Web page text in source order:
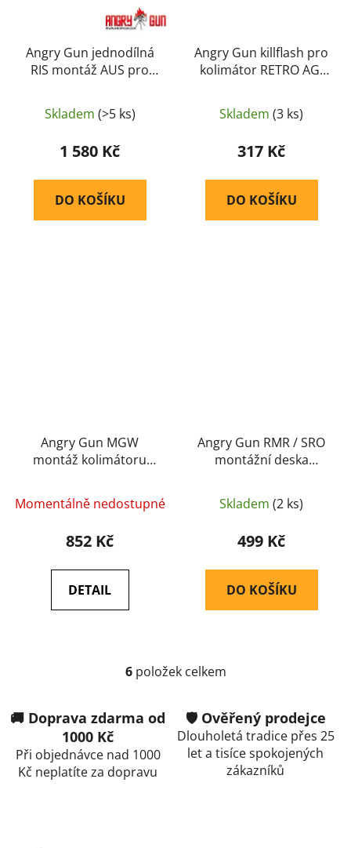
Angry Gun jednodílná
RIS montáž AUS pro
Písková
Skladem (>5 ks)
1 580 Kč
DO KOŠÍKU
Angry Gun killflash pro
kolimátor RETRO AG-
Skladem (3 ks)
317 Kč
DO KOŠÍKU
Angry Gun MGW
montáž kolimátoru
nosné ucho M4 / AR15
– Černá
Momentálně nedostupné
852 Kč
DETAIL
Angry Gun RMR / SRO
montážní deska
Marui G-Series 17
Gen5 MOS – Černá
Skladem (2 ks)
499 Kč
DO KOŠÍKU
O
á
d
6položek celkem
🚚 Doprava zdarma od
1000 Kč
Při objednávce nad 1000
Kč neplatíte za dopravu
🛡️ Ověřený prodejce
Dlouholetá tradice přes 25
let a tisíce spokojených
zákazníků